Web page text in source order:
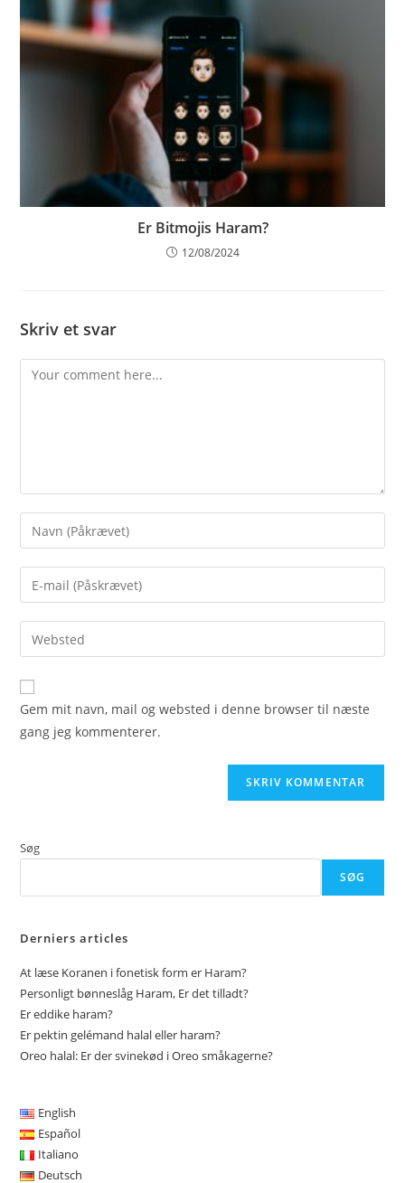
Er Bitmojis Haram?
12/08/2024
Skriv et svar
Comment
Enter
your
name
comment
Enter
your
email
address
comment
Enter
your
website
URL
Gem mit navn, mail og websted i denne browser til næste
gang jeg kommenterer.
Søg
SØG
Derniers articles
At læse Koranen i fonetisk form er Haram?
Personligt bønneslåg Haram, Er det tilladt?
Er eddike haram?
Er pektin gelémand halal eller haram?
Oreo halal: Er der svinekød i Oreo småkagerne?
English
Español
Italiano
Deutsch